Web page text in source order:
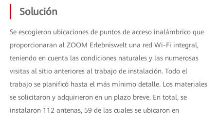
Solución
Se escogieron ubicaciones de puntos de acceso inalámbrico que
proporcionaran al ZOOM Erlebniswelt una red Wi-Fi integral,
teniendo en cuenta las condiciones naturales y las numerosas
visitas al sitio anteriores al trabajo de instalación. Todo el
trabajo se planificó hasta el más mínimo detalle. Los materiales
se solicitaron y adquirieron en un plazo breve. En total, se
instalaron 112 antenas, 59 de las cuales se ubicaron en